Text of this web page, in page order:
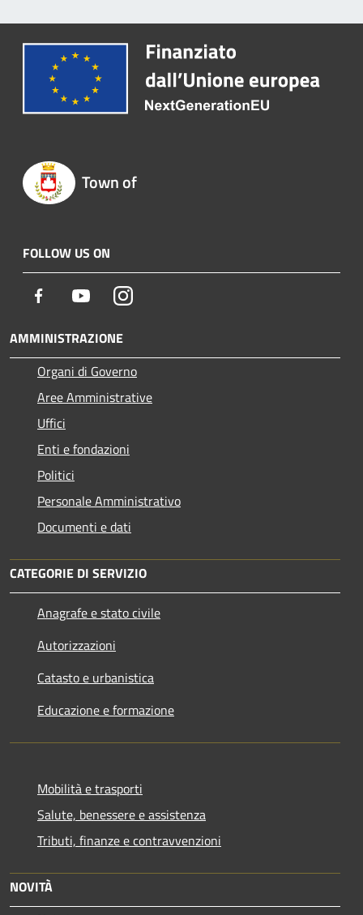
Town of
FOLLOW US ON
Facebook YoutubeInstagram
AMMINISTRAZIONE
Organi di Governo
Aree Amministrative
Uffici
Enti e fondazioni
Politici
Personale Amministrativo
Documenti e dati
CATEGORIE DI SERVIZIO
Anagrafe e stato civile
Autorizzazioni
Catasto e urbanistica
Educazione e formazione
Mobilità e trasporti
Salute, benessere e assistenza
Tributi, finanze e contravvenzioni
NOVITÀ